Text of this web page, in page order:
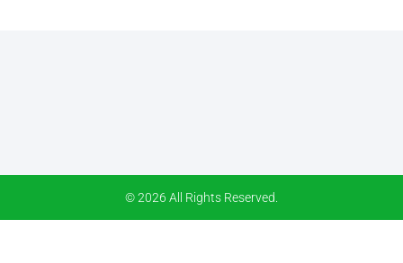
© 2026 All Rights Reserved.